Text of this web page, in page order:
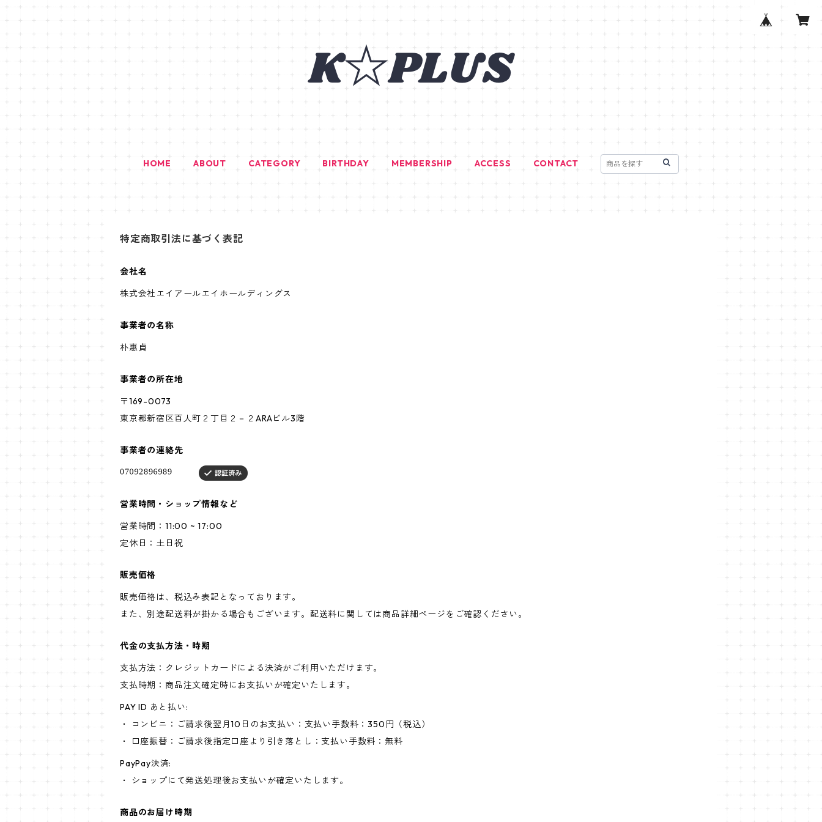
HOME ABOUT CATEGORY BIRTHDAY MEMBERSHIP ACCESS CONTACT
特定商取引法に基づく表記
会社名
株式会社エイアールエイホールディングス
事業者の名称
朴惠貞
事業者の所在地
〒169-0073
東京都新宿区百人町２丁目２－２ARAビル3階
事業者の連絡先
営業時間・ショップ情報など
営業時間：11:00 ~ 17:00
定休日：土日祝
販売価格
販売価格は、税込み表記となっております。
また、別途配送料が掛かる場合もございます。配送料に関しては商品詳細ページをご確認ください。
代金の支払方法・時期
支払方法：クレジットカードによる決済がご利用いただけます。
支払時期：商品注文確定時にお支払いが確定いたします。
PAY ID あと払い:
・ コンビニ：ご請求後翌月10日のお支払い：支払い手数料：350円（税込）
・ 口座振替：ご請求後指定口座より引き落とし：支払い手数料：無料
PayPay決済:
・ ショップにて発送処理後お支払いが確定いたします。
商品のお届け時期